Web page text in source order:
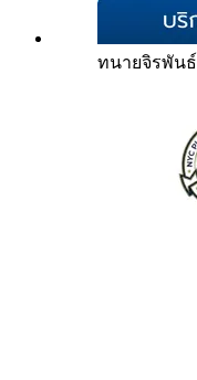
ทนายจิรพันธ์